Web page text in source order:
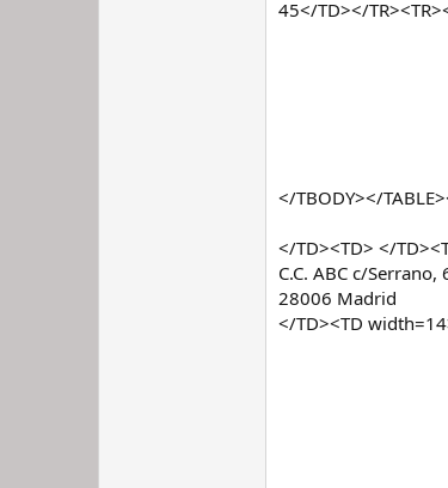
45</TD></
</TBODY></
</TD><TD> </
C.C. ABC c/Serrano,
28006 Madrid
</TD><TD